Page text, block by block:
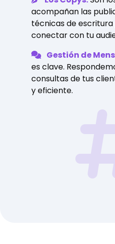
acompañan las
técnicas de
conectar con tu
Gestión de
es clave.
consultas de tus
y eficiente.